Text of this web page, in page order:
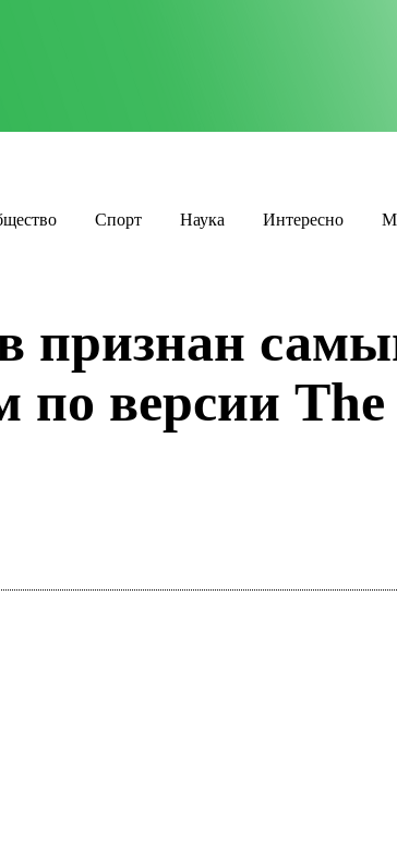
Спорт Наука Интересно
признан
по версии